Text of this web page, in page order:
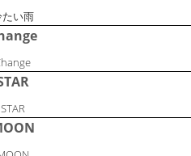
たい雨
STAR